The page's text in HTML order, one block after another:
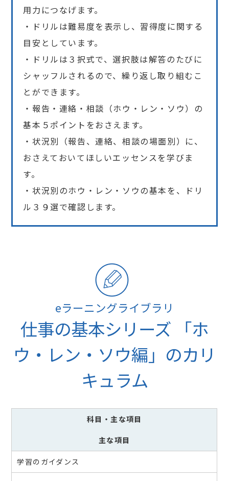
用力につなげます。
・ドリルは難易度を表示し、習得度に関する
目安としています。
・ドリルは３択式で、選択肢は解答のたびに
シャッフルされるので、繰り返し取り組むこ
とができます。
・報告・連絡・相談（ホウ・レン・ソウ）の
基本５ポイントをおさえます。
・状況別（報告、連絡、相談の場面別）に、
おさえておいてほしいエッセンスを学びま
す。
・状況別のホウ・レン・ソウの基本を、ドリ
ル３９選で確認します。
eラーニングライブラリ
仕事の基本シリーズ 「ホ
ウ・レン・ソウ編」のカリ
キュラム
科目 ・主な項目
主な項目
学習のガイダンス